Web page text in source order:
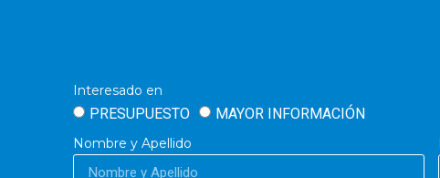
Interesado en
PRESUPUESTO MAYOR INFORMACIÓN
Nombre y Apellido